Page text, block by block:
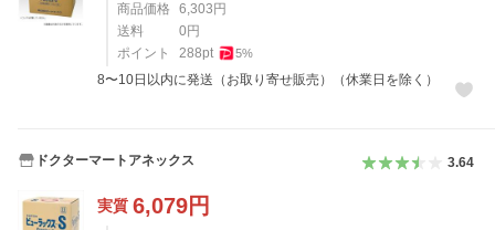
商品価格 6,303 円
送料
0 円
ポイント
288pt 5%
8〜10日以内に発送（お取り寄せ販売）（休業日を除く）
ドクターマートアネックス 3.64
実質 6,079円